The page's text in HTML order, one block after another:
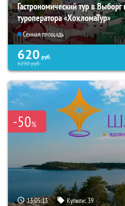
Гастрономический тур в Выборг
туроператора «ХохломаТур»
Сенная площадь
620 руб.
6290руб.
-50%
13:05:12 Купили:39